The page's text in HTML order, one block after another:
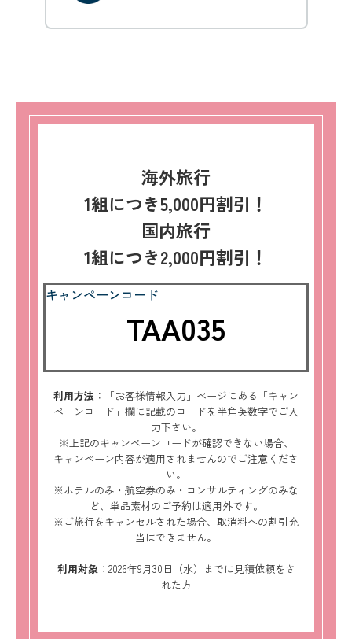
海外旅行
1組につき5,000円割引！
国内旅行
1組につき2,000円割引！
キャンペーンコード
TAA035
利用方法 ：「お客様情報入力」ページにある「キャン
ペーンコード」欄に記載のコードを半角英数字でご入
力下さい。
※上記のキャンペーンコードが確認できない場合、
キャンペーン内容が適用されませんのでご注意くださ
い。
※ホテルのみ・航空券のみ・コンサルティングのみな
ど、単品素材のご予約は適用外です。
※ご旅行をキャンセルされた場合、取消料への割引充
当はできません。
利用対象 ：2026年9月30日（水）までに見積依頼をさ
れた方